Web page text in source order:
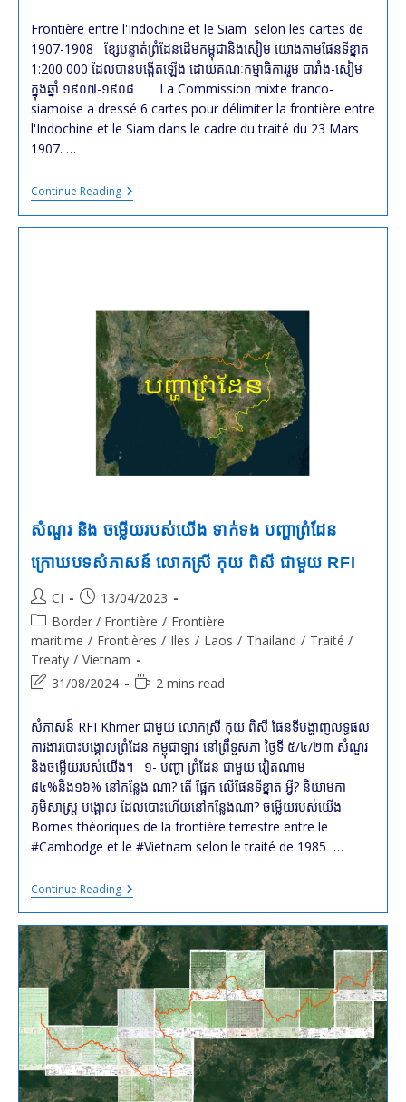
modified:
Frontière entre l'Indochine et le Siam selon les cartes de
1907-1908 ខ្សែបន្ទាត់ព្រំដែនដើមកម្ពុជានិងសៀម យោងតាមផែនទីខ្នាត
1:200 000 ដែលបានបង្កើតឡើង ដោយគណៈកម្មាធិការរួម បារាំង-សៀម
ក្នុងឆ្នាំ ១៩០៧-១៩០៨ La Commission mixte franco-
siamoise a dressé 6 cartes pour délimiter la frontière entre
l'Indochine et le Siam dans le cadre du traité du 23 Mars
1907. …
Continue ReadingFrontière
Entre
Le
Les
Cartes
De
1907-
1908
សំណួរ និង ចម្លើយរបស់យើង ទាក់ទង បញ្ហាព្រំដែន
ក្រោឃបទសំភាសន៍ លោកស្រី កុយ ពិសី ជាមួយ RFI
Post
author:
CI
Post
published:
13/04/2023
Post
category:
Border / Frontière / Frontière
maritime / Frontières / Iles / Laos / Thailand / Traité /
Treaty / Vietnam
Post
modified:
31/08/2024
Reading2 mins read
សំភាសន៍ RFI Khmer ជាមួយ លោកស្រី កុយ ពិសី ផែនទីបង្ហាញលទ្ធផល
ការងារបោះបង្គោលព្រំដែន កម្ពុជាឡាវ នៅព្រឹទ្ឋសភា ថ្ងៃទី ៥/៤/២៣ សំណួរ
និងចម្លើយរបស់យើង។ ១- បញ្ហា ព្រំដែន ជាមួយ វៀតណាម
៨៤%និង១៦% នៅកន្លែង ណា? តើ ផ្អែក លើផែនទីខ្នាត អី្វ? និយាមកា
ភូមិសាស្ត្រ បង្គោល ដែលបោះហើយនៅកន្លែងណា? ចម្លើយរបស់យើង
Bornes théoriques de la frontière terrestre entre le
#Cambodge et le #Vietnam selon le traité de 1985 …
Continue Readingសំណួរ
និង
ចម្លើយ
របស់
យើង
ទាក់ទង
បញ្ហា
ព្រំដែន
ក្រោឃបទសំភាសន៍
លោក
ស្រី
កុយ
ពិសី
ជាមួយ
RFI